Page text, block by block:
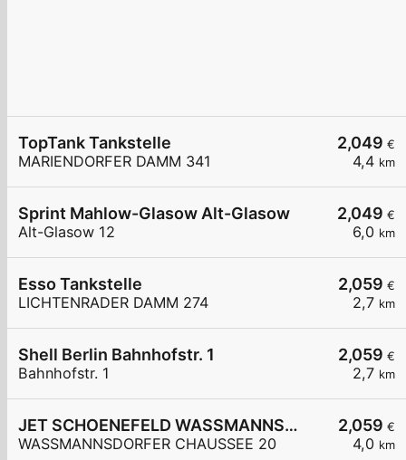
2,049 €
4,4 km
TopTank Tankstelle
MARIENDORFER DAMM 341
2,049 €
6,0 km
Sprint Mahlow-Glasow Alt-Glasow
Alt-Glasow 12
2,059 €
2,7 km
Esso Tankstelle
LICHTENRADER DAMM 274
2,059 €
2,7 km
Shell Berlin Bahnhofstr. 1
Bahnhofstr. 1
2,059 €
4,0 km
JET SCHOENEFELD WASSMANNSDORFER CHAUSSEE 20
WASSMANNSDORFER CHAUSSEE 20